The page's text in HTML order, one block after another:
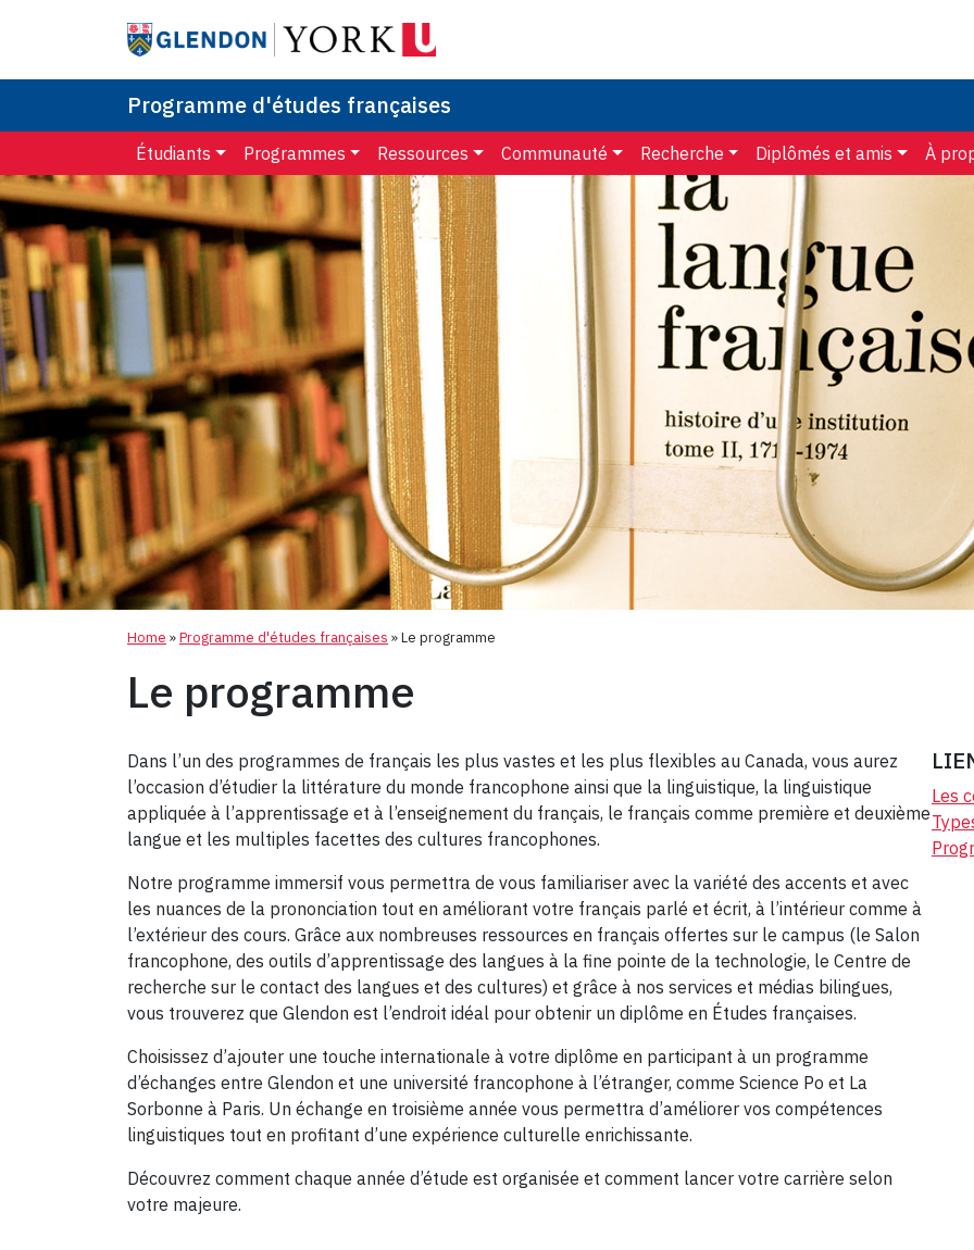
Programme d'études françaises
Étudiants Programmes Ressources Communauté Recherche Diplômés et amis À
Home »Programme d'études françaises »Le programme
Le programme
Dans l’un des programmes de français les plus vastes et les plus flexibles au Canada, vous aurez
l’occasion d’étudier la littérature du monde francophone ainsi que la linguistique, la linguistique
appliquée à l’apprentissage et à l’enseignement du français, le français comme première et deuxième
langue et les multiples facettes des cultures francophones.
Notre programme immersif vous permettra de vous familiariser avec la variété des accents et avec
les nuances de la prononciation tout en améliorant votre français parlé et écrit, à l’intérieur comme à
l’extérieur des cours. Grâce aux nombreuses ressources en français offertes sur le campus (le Salon
francophone, des outils d’apprentissage des langues à la fine pointe de la technologie, le Centre de
recherche sur le contact des langues et des cultures) et grâce à nos services et médias bilingues,
vous trouverez que Glendon est l’endroit idéal pour obtenir un diplôme en Études françaises.
Choisissez d’ajouter une touche internationale à votre diplôme en participant à un programme
d’échanges entre Glendon et une université francophone à l’étranger, comme Science Po et La
Sorbonne à Paris. Un échange en troisième année vous permettra d’améliorer vos compétences
linguistiques tout en profitant d’une expérience culturelle enrichissante.
Découvrez comment chaque année d’étude est organisée et comment lancer votre carrière selon
votre majeure.
Les